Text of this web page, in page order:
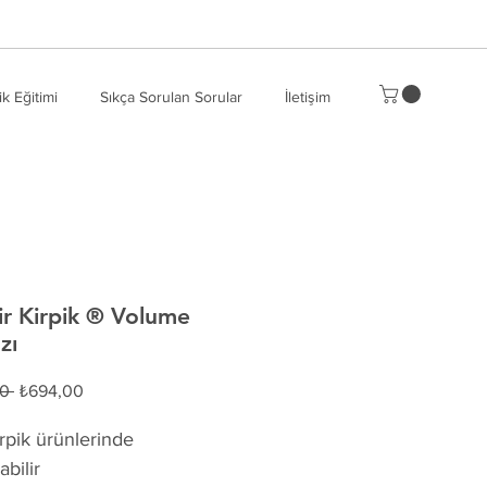
Eğitimi Sıkça Sorulan Sorular İletişim
Kirpik ® Volume
Normal
₺694,00
ürünlerinde